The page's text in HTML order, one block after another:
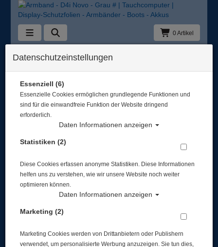
0 Artikel
Zurück
Alle Artikel zeigen aus: Display-Schutzfolien - Armbänder - Boots - Akkus
Armband - D4i Novo - Grau #
Datenschutzeinstellungen
Essenziell (6)
Essenzielle Cookies ermöglichen grundlegende Funktionen und
sind für die einwandfreie Funktion der Website dringend
erforderlich.
Daten Informationen anzeigen
Statistiken (2)
Diese Cookies erfassen anonyme Statistiken. Diese Informationen
helfen uns zu verstehen, wie wir unsere Website noch weiter
optimieren können.
Daten Informationen anzeigen
Marketing (2)
Marketing Cookies werden von Drittanbietern oder Publishern
verwendet, um personalisierte Werbung anzuzeigen. Sie tun dies,